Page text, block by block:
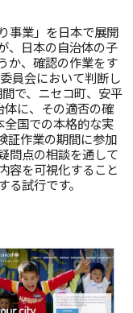
事業」を日本で展開
、日本の自治体の子
か、確認の作業をす
員会において判断し
で、ニセコ町、安平
に、その適否の確
国での本格的な実
証作業の期間に参加
問点の相談を通して
容を可視化すること
試行です。